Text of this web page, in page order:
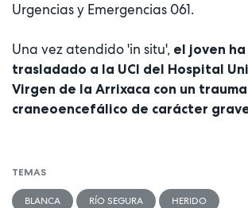
Urgencias y Emergencias 061.
Una vez atendido 'in situ', el joven
trasladado a la UCI del Hospital
Virgen de la Arrixaca con un
craneoencefálico de carácter
TEMAS
BLANCA RÍO SEGURA HERIDO